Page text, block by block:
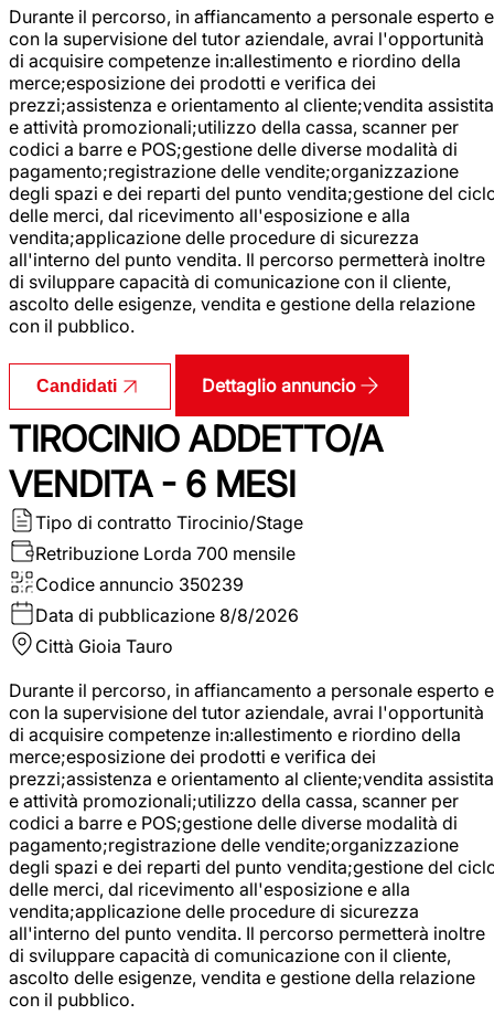
Durante il percorso, in affiancamento a personale esperto e
con la supervisione del tutor aziendale, avrai l'opportunità
di acquisire competenze in:allestimento e riordino della
merce;esposizione dei prodotti e verifica dei
prezzi;assistenza e orientamento al cliente;vendita assistita
e attività promozionali;utilizzo della cassa, scanner per
codici a barre e POS;gestione delle diverse modalità di
pagamento;registrazione delle vendite;organizzazione
degli spazi e dei reparti del punto vendita;gestione del
delle merci, dal ricevimento all'esposizione e alla
vendita;applicazione delle procedure di sicurezza
all'interno del punto vendita. Il percorso permetterà inoltre
di sviluppare capacità di comunicazione con il cliente,
ascolto delle esigenze, vendita e gestione della relazione
con il pubblico.
Candidati Dettaglio annuncio
TIROCINIO ADDETTO/A
VENDITA - 6 MESI
Tipo di contratto Tirocinio/Stage
Retribuzione Lorda 700 mensile
Codice annuncio 350239
Data di pubblicazione 8/8/2026
Città Gioia Tauro
Durante il percorso, in affiancamento a personale esperto e
con la supervisione del tutor aziendale, avrai l'opportunità
di acquisire competenze in:allestimento e riordino della
merce;esposizione dei prodotti e verifica dei
prezzi;assistenza e orientamento al cliente;vendita assistita
e attività promozionali;utilizzo della cassa, scanner per
codici a barre e POS;gestione delle diverse modalità di
pagamento;registrazione delle vendite;organizzazione
degli spazi e dei reparti del punto vendita;gestione del
delle merci, dal ricevimento all'esposizione e alla
vendita;applicazione delle procedure di sicurezza
all'interno del punto vendita. Il percorso permetterà inoltre
di sviluppare capacità di comunicazione con il cliente,
ascolto delle esigenze, vendita e gestione della relazione
con il pubblico.